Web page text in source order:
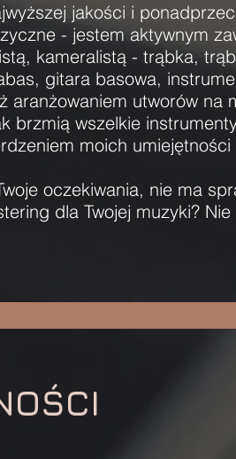
jakości i
- jestem aktywnym
kameralistą - trąbka,
gitara basowa,
aranżowaniem utworów na
brzmią wszelkie
moich
oczekiwania, nie ma
dla Twojej muzyki?